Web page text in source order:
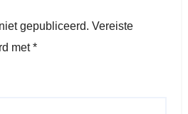
gepubliceerd. Vereiste
met*